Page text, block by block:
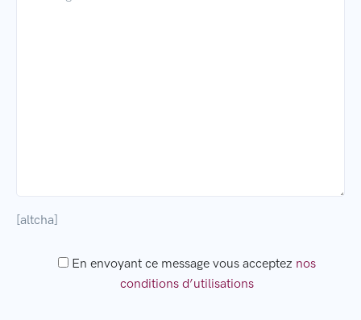
[altcha]
En envoyant ce message vous acceptez nos
conditions d’utilisations